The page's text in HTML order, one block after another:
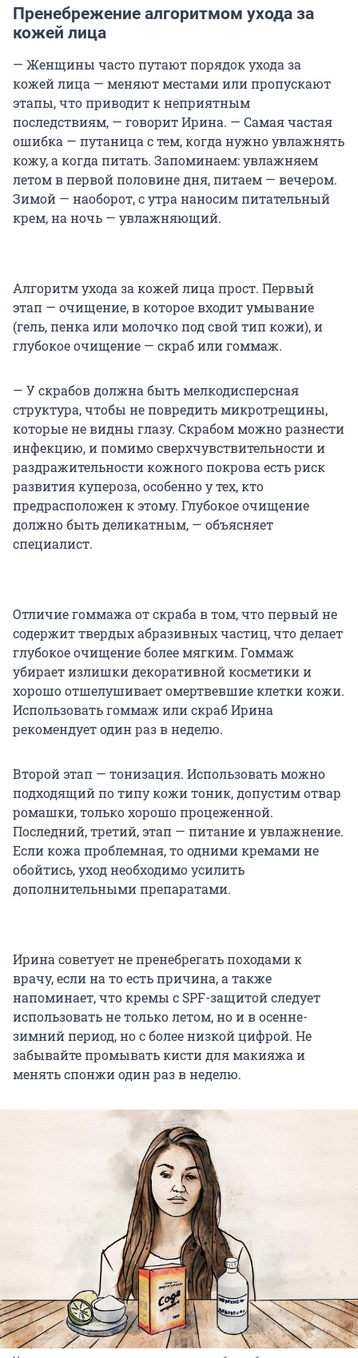
Пренебрежение алгоритмом ухода за
кожей лица
— Женщины часто путают порядок ухода за
кожей лица — меняют местами или пропускают
этапы, что приводит к неприятным
последствиям, — говорит Ирина. — Самая частая
ошибка — путаница с тем, когда нужно увлажнять
кожу, а когда питать. Запоминаем: увлажняем
летом в первой половине дня, питаем — вечером.
Зимой — наоборот, с утра наносим питательный
крем, на ночь — увлажняющий.
Алгоритм ухода за кожей лица прост. Первый
этап — очищение, в которое входит умывание
(гель, пенка или молочко под свой тип кожи), и
глубокое очищение — скраб или гоммаж.
— У скрабов должна быть мелкодисперсная
структура, чтобы не повредить микротрещины,
которые не видны глазу. Скрабом можно разнести
инфекцию, и помимо сверхчувствительности и
раздражительности кожного покрова есть риск
развития купероза, особенно у тех, кто
предрасположен к этому. Глубокое очищение
должно быть деликатным, — объясняет
специалист.
Отличие гоммажа от скраба в том, что первый не
содержит твердых абразивных частиц, что делает
глубокое очищение более мягким. Гоммаж
убирает излишки декоративной косметики и
хорошо отшелушивает омертвевшие клетки кожи.
Использовать гоммаж или скраб Ирина
рекомендует один раз в неделю.
Второй этап — тонизация. Использовать можно
подходящий по типу кожи тоник, допустим отвар
ромашки, только хорошо процеженной.
Последний, третий, этап — питание и увлажнение.
Если кожа проблемная, то одними кремами не
обойтись, уход необходимо усилить
дополнительными препаратами.
Ирина советует не пренебрегать походами к
врачу, если на то есть причина, а также
напоминает, что кремы с SPF-защитой следует
использовать не только летом, но и в осенне-
зимний период, но с более низкой цифрой. Не
забывайте промывать кисти для макияжа и
менять спонжи один раз в неделю.